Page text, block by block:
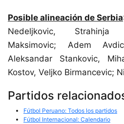
Posible alineación de Serbia
Nedeljkovic, Strahinja
Maksimovic; Adem
Aleksandar Stankovic,
Kostov, Veljko Birmancevic;
Partidos
Fútbol Peruano: Todos los partidos
Fútbol Internacional: Calendario